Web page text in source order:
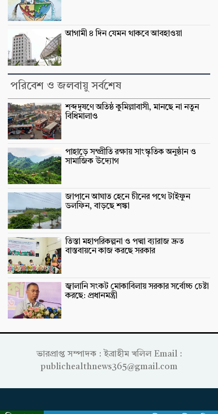
আগামী ৪ দিন যেমন থাকবে আবহাওয়া
পরিবেশ ও জলবায়ু সর্বশেষ
শব্দদূষণে অতিষ্ঠ কুমিল্লাবাসী, মানছে না নতুন
বিধিমালাও
পাহাড়ে সম্প্রীতি রক্ষায় সাংস্কৃতিক অনুষ্ঠান ও
সামাজিক উদ্যোগ
জাপানে আঘাত হেনে চীনের পথে টাইফুন
ডলফিন, বাড়ছে শঙ্কা
তিস্তা মহাপরিকল্পনা ও পদ্মা ব্যারাজ দ্রুত
বাস্তবায়নে কাজ করছে সরকার
জ্বালানি সংকট মোকাবিলায় সরকার সর্বোচ্চ চেষ্টা
করছে: প্রধানমন্ত্রী
ভারপ্রাপ্ত সম্পাদক : ইব্রাহীম খলিল Email :
publichealthnews365@gmail.com